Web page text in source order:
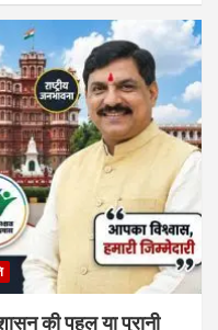
की पहल या पुरानी